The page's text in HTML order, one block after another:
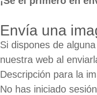
Envía una
Si dispones de
nuestra web al
Descripción para la
No has iniciado